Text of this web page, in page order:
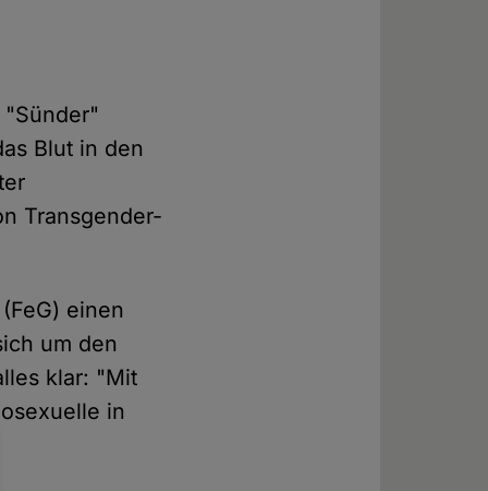
Blut in den
Transgender-
einen
um den
klar: "Mit
in